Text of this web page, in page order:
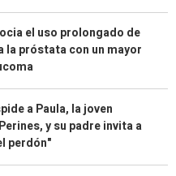
el uso prolongado de
la próstata con un mayor
a Paula, la joven
y su padre invita a
perdón"